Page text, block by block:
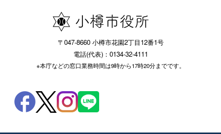
〒047-8660 小樽市花園2丁目12番1号
電話(代表)：0134-32-4111
※本庁などの窓口業務時間は9時から17時20分までです。